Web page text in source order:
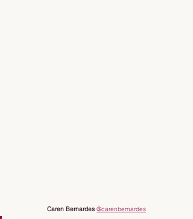
Caren Bernardes @carenbernardes